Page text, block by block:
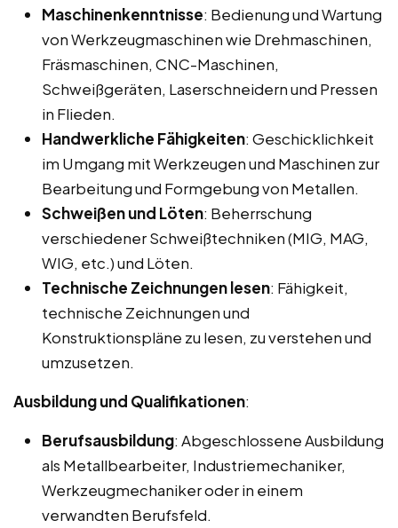
Maschinenkenntnisse: Bedienung und Wartung
von Werkzeugmaschinen wie Drehmaschinen,
Fräsmaschinen, CNC-Maschinen,
Schweißgeräten, Laserschneidern und Pressen
in Flieden.
Handwerkliche Fähigkeiten: Geschicklichkeit
im Umgang mit Werkzeugen und Maschinen zur
Bearbeitung und Formgebung von Metallen.
Schweißen und Löten: Beherrschung
verschiedener Schweißtechniken (MIG, MAG,
WIG, etc.) und Löten.
Technische Zeichnungen lesen: Fähigkeit,
technische Zeichnungen und
Konstruktionspläne zu lesen, zu verstehen und
umzusetzen.
Ausbildung und Qualifikationen:
Berufsausbildung: Abgeschlossene Ausbildung
als Metallbearbeiter, Industriemechaniker,
Werkzeugmechaniker oder in einem
verwandten Berufsfeld.